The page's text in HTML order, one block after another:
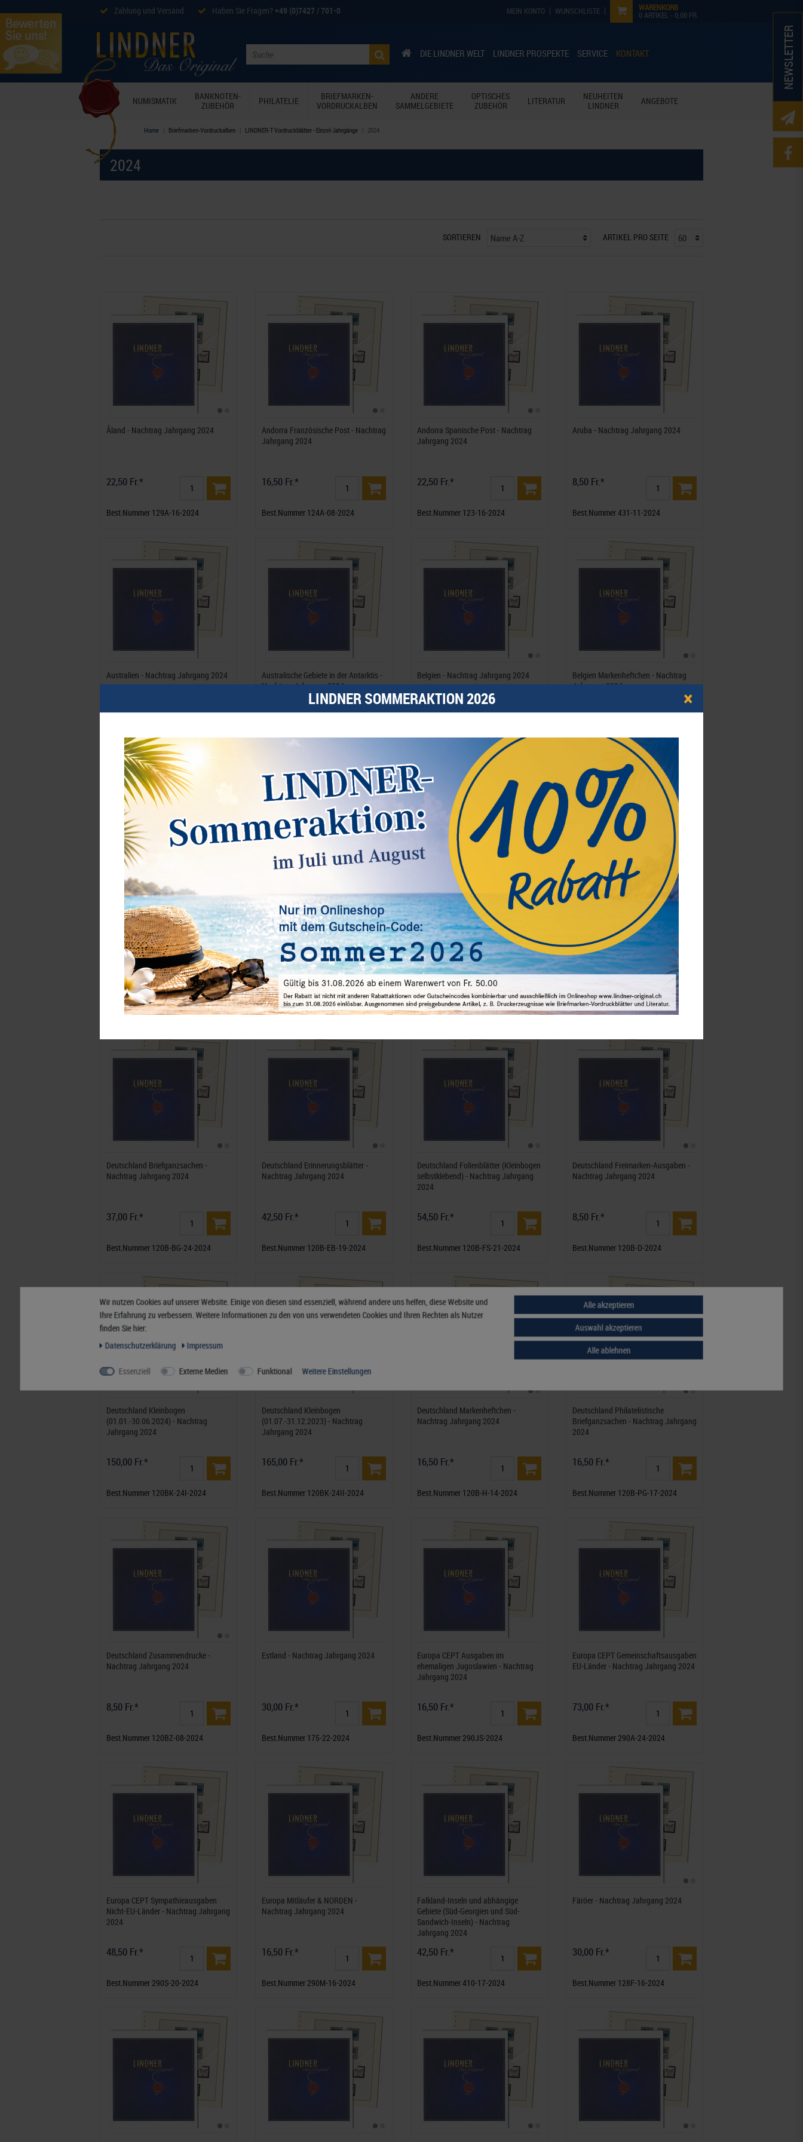
Zahlung und Versand Haben Sie Fragen? +49 (0)7427 / 701-0 MEIN KONTO WUNSCHLISTE WARENKORB
0ARTIKEL - 0,00 FR.
DIE LINDNER WELT LINDNER PROSPEKTE SERVICE KONTAKT NEWSLETTER
NUMISMATIK
BANKNOTEN-
ZUBEHÖR
PHILATELIE
BRIEFMARKEN-
VORDRUCKALBEN
ANDERE
SAMMELGEBIETE
OPTISCHES
ZUBEHÖR
LITERATUR
NEUHEITEN
LINDNER
ANGEBOTE
Home Briefmarken-Vordruckalben LINDNER-T Vordruckblätter - Einzel-Jahrgänge 2024
2024
SORTIEREN ARTIKEL PRO SEITE
Åland - Nachtrag Jahrgang 2024
22,50 Fr.*
Best.Nummer 129A-16-2024
Andorra Französische Post - Nachtrag
Jahrgang 2024
16,50 Fr.*
Best.Nummer 124A-08-2024
Andorra Spanische Post - Nachtrag
Jahrgang 2024
22,50 Fr.*
Best.Nummer 123-16-2024
Aruba - Nachtrag Jahrgang 2024
8,50 Fr.*
Best.Nummer 431-11-2024
Australien - Nachtrag Jahrgang 2024
Best.Nummer 470-23-2024
Australische Gebiete in der Antarktis -
Nachtrag Jahrgang 2024
Belgien - Nachtrag Jahrgang 2024
Best.Nummer 127-21-2024
Belgien Markenheftchen - Nachtrag
Jahrgang 2024
Best.Nummer 126R-16-2024
Britische Gebiete in der Antarktis -
Nachtrag Jahrgang 2024
22,50 Fr.*
Best.Nummer 405-09-2024
China, Volksrepublik - Nachtrag
Jahrgang 2024
79,00 Fr.*
Best.Nummer 159-24-2024
Dänemark - Nachtrag Jahrgang 2024
22,50 Fr.*
Best.Nummer 128-17-2024
Deutschland - Nachtrag Jahrgang
61,50 Fr.*
Best.Nummer 120B-24-2024
Deutschland Briefganzsachen -
Nachtrag Jahrgang 2024
37,00 Fr.*
Best.Nummer 120B-BG-24-2024
Deutschland Erinnerungsblätter -
Nachtrag Jahrgang 2024
42,50 Fr.*
Best.Nummer 120B-EB-19-2024
Deutschland Folienblätter (Kleinbogen
selbstklebend) - Nachtrag Jahrgang
2024
54,50 Fr.*
Best.Nummer 120B-FS-21-2024
Deutschland Freimarken-Ausgaben -
Nachtrag Jahrgang 2024
8,50 Fr.*
Best.Nummer 120B-D-2024
Deutschland Kleinbogen
(01.01.-30.06.2024) - Nachtrag
Jahrgang 2024
150,00 Fr.*
Best.Nummer 120BK-24I-2024
Deutschland Kleinbogen
(01.07.-31.12.2023) - Nachtrag
Jahrgang 2024
165,00 Fr.*
Best.Nummer 120BK-24II-2024
Deutschland Markenheftchen -
Nachtrag Jahrgang 2024
16,50 Fr.*
Best.Nummer 120B-H-14-2024
Deutschland Philatelistische
Briefganzsachen - Nachtrag Jahrgang
2024
16,50 Fr.*
Best.Nummer 120B-PG-17-2024
Deutschland Zusammendrucke -
Nachtrag Jahrgang 2024
8,50 Fr.*
Best.Nummer 120BZ-08-2024
Estland - Nachtrag Jahrgang 2024
30,00 Fr.*
Best.Nummer 175-22-2024
Europa CEPT Ausgaben im
ehemaligen Jugoslawien - Nachtrag
Jahrgang 2024
16,50 Fr.*
Best.Nummer 290JS-2024
Europa CEPT Gemeinschaftsausgaben
EU-Länder - Nachtrag Jahrgang 2024
73,00 Fr.*
Best.Nummer 290A-24-2024
Europa CEPT Sympathieausgaben
Nicht-EU-Länder - Nachtrag Jahrgang
2024
48,50 Fr.*
Best.Nummer 290S-20-2024
Europa Mitläufer & NORDEN -
Nachtrag Jahrgang 2024
16,50 Fr.*
Best.Nummer 290M-16-2024
Falkland-Inseln und abhängige
Gebiete (Süd-Georgien und Süd-
Sandwich-Inseln) - Nachtrag
Jahrgang 2024
42,50 Fr.*
Best.Nummer 410-17-2024
Färöer - Nachtrag Jahrgang 2024
30,00 Fr.*
Best.Nummer 128F-16-2024
LINDNER SOMMERAKTION 2026 ×
Wir nutzen Cookies auf unserer Website. Einige von diesen sind essenziell, während andere uns helfen, diese Website und
Ihre Erfahrung zu verbessern. Weitere Informationen zu den von uns verwendeten Cookies und Ihren Rechten als Nutzer
finden Sie hier:
Daten­schutz­erklärung
Impressum
Essenziell Externe Medien Funktional Weitere Einstellungen
Alle akzeptieren
Auswahl akzeptieren
Alle ablehnen